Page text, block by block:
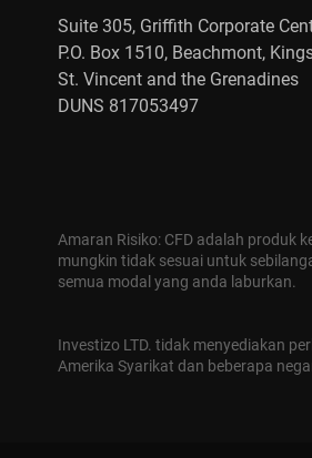
Suite 305, Griffith Corporate
P.O. Box 1510, Beachmont,
St. Vincent and the Grenadines
DUNS 817053497
Amaran Risiko: CFD adalah produk
mungkin tidak sesuai untuk
semua modal yang anda laburkan.
Investizo LTD. tidak menyediakan
Amerika Syarikat dan beberapa